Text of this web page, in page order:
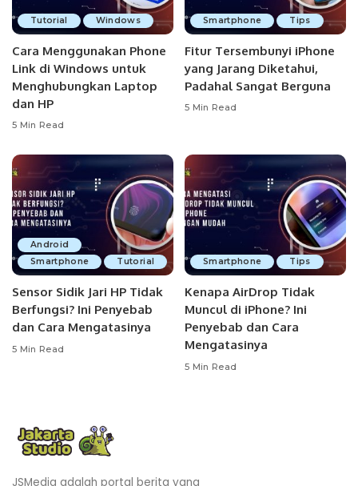
Tutorial Windows
Cara Menggunakan Phone
Link di Windows untuk
Menghubungkan Laptop
dan HP
5 Min Read
Smartphone Tips
Fitur Tersembunyi iPhone
yang Jarang Diketahui,
Padahal Sangat Berguna
5 Min Read
Android
Smartphone
Tutorial
Sensor Sidik Jari HP Tidak
Berfungsi? Ini Penyebab
dan Cara Mengatasinya
5 Min Read
Smartphone Tips
Kenapa AirDrop Tidak
Muncul di iPhone? Ini
Penyebab dan Cara
Mengatasinya
5 Min Read
JSMedia adalah portal berita yang